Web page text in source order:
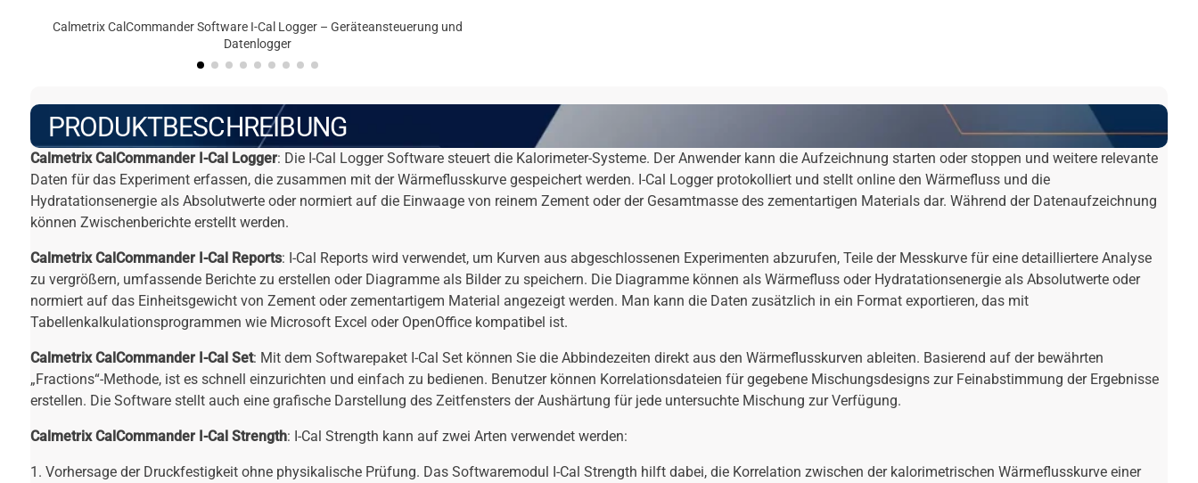
Calmetrix CalCommander Software I-Cal Logger – Geräteansteuerung und
Datenlogger
PRODUKTBESCHREIBUNG
Calmetrix CalCommander I-Cal Logger: Die I-Cal Logger Software steuert die Kalorimeter-Systeme. Der Anwender kann die Aufzeichnung starten oder stoppen und weitere relevante
Daten für das Experiment erfassen, die zusammen mit der Wärmeflusskurve gespeichert werden. I-Cal Logger protokolliert und stellt online den Wärmefluss und die
Hydratationsenergie als Absolutwerte oder normiert auf die Einwaage von reinem Zement oder der Gesamtmasse des zementartigen Materials dar. Während der Datenaufzeichnung
können Zwischenberichte erstellt werden.
Calmetrix CalCommander I-Cal Reports: I-Cal Reports wird verwendet, um Kurven aus abgeschlossenen Experimenten abzurufen, Teile der Messkurve für eine detailliertere Analyse
zu vergrößern, umfassende Berichte zu erstellen oder Diagramme als Bilder zu speichern. Die Diagramme können als Wärmefluss oder Hydratationsenergie als Absolutwerte oder
normiert auf das Einheitsgewicht von Zement oder zementartigem Material angezeigt werden. Man kann die Daten zusätzlich in ein Format exportieren, das mit
Tabellenkalkulationsprogrammen wie Microsoft Excel oder OpenOffice kompatibel ist.
Calmetrix CalCommander I-Cal Set: Mit dem Softwarepaket I-Cal Set können Sie die Abbindezeiten direkt aus den Wärmeflusskurven ableiten. Basierend auf der bewährten
„Fractions“-Methode, ist es schnell einzurichten und einfach zu bedienen. Benutzer können Korrelationsdateien für gegebene Mischungsdesigns zur Feinabstimmung der Ergebnisse
erstellen. Die Software stellt auch eine grafische Darstellung des Zeitfensters der Aushärtung für jede untersuchte Mischung zur Verfügung.
Calmetrix CalCommander I-Cal Strength: I-Cal Strength kann auf zwei Arten verwendet werden:
1. Vorhersage der Druckfestigkeit ohne physikalische Prüfung. Das Softwaremodul I-Cal Strength hilft dabei, die Korrelation zwischen der kalorimetrischen Wärmeflusskurve einer